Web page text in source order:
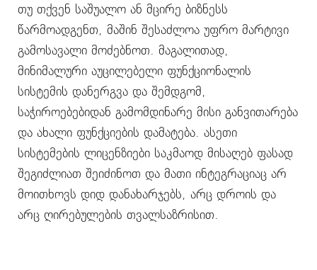
თუ თქვენ საშუალო ან მცირე ბიზნესს
წარმოადგენთ, მაშინ შესაძლოა უფრო მარტივი
გამოსავალი მოძებნოთ. მაგალითად,
მინიმალური აუცილებელი ფუნქციონალის
სისტემის დანერგვა და შემდგომ,
საჭიროებებიდან გამომდინარე მისი განვითარება
და ახალი ფუნქციების დამატება. ასეთი
სისტემების ლიცენზიები საკმაოდ მისაღებ ფასად
შეგიძლიათ შეიძინოთ და მათი ინტეგრაციაც არ
მოითხოვს დიდ დანახარჯებს, არც დროის და
არც ღირებულების თვალსაზრისით.